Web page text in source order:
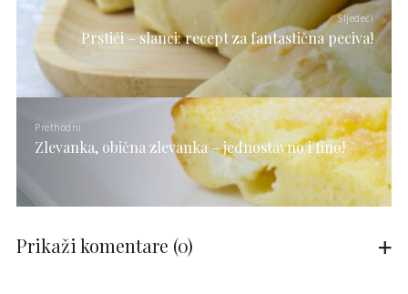
Sljedeći
Prstići – slanci: recept za fantastična peciva!
Prethodni
Zlevanka, obična zlevanka – jednostavno i fino!
Prikaži komentare (0)